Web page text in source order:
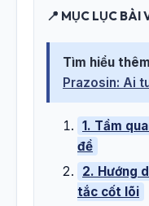
📍 MỤC LỤC BÀI
Tìm hiểu
Prazosin: Ai
1. Tầm
đề
2. Hướng
tắc cốt lõi